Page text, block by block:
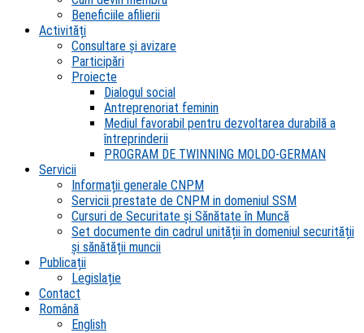
Beneficiile afilierii
Activități
Consultare și avizare
Participări
Proiecte
Dialogul social
Antreprenoriat feminin
Mediul favorabil pentru dezvoltarea durabilă a
întreprinderii
PROGRAM DE TWINNING MOLDO-GERMAN
Servicii
Informații generale CNPM
Servicii prestate de CNPM in domeniul SSM
Cursuri de Securitate și Sănătate în Muncă
Set documente din cadrul unității în domeniul securității
și sănătății muncii
Publicații
Legislație
Contact
Română
English